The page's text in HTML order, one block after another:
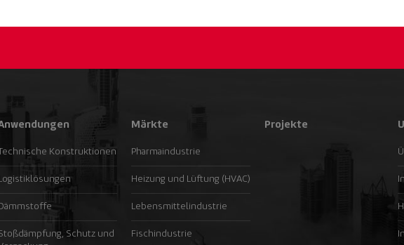
Konstruktionen
Logistiklösungen
Dämmstoffe
Schutz und
Märkte
Pharmaindustrie
Heizung und Lüftung (HVAC)
Lebensmittelindustrie
Fischindustrie
Projekte